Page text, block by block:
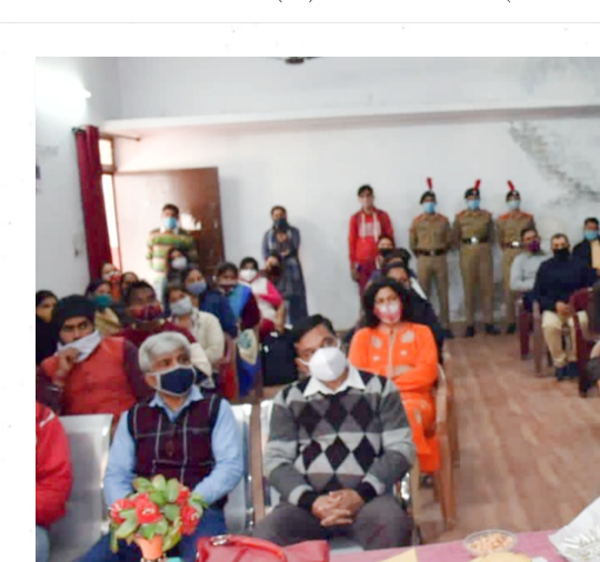
Uttarakhand News in
Hindi